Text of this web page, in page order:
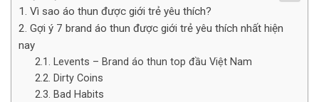
Vì sao áo thun được giới trẻ yêu thích?
Gợi ý 7 brand áo thun được giới trẻ yêu thích nhất hiện
nay
Levents – Brand áo thun top đầu Việt Nam
Dirty Coins
Bad Habits